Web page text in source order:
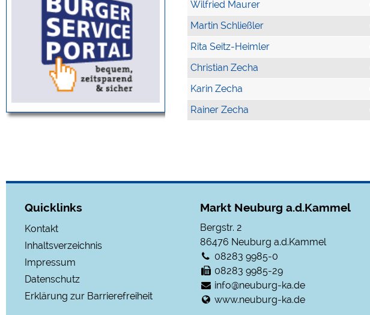
Wilfried Maurer
Martin Schließler
Rita Seitz-Heimler
Christian Zecha
Karin Zecha
Rainer Zecha
Quicklinks
Kontakt
Inhaltsverzeichnis
Impressum
Datenschutz
Erklärung zur Barrierefreiheit
Markt Neuburg a.d.Kammel
Bergstr. 2
86476 Neuburg a.d.Kammel
08283 9985-0
08283 9985-29
info@neuburg-ka.de
www.neuburg-ka.de